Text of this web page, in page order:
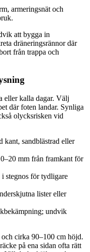
armeringsnät och
att bygga in
dräneringsrännor där
från trappa och
eller kalla dagar. Välj
där foten landar. Synliga
olycksrisken vid
kant, sandblästrad eller
mm från framkant för
stegnos för tydligare
lister eller
undvik
cirka 90–100 cm höjd.
på ena sidan ofta rätt